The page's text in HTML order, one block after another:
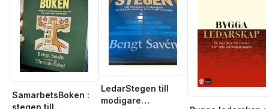
SamarbetsBoken :
stegen till
LedarStegen till
modigare